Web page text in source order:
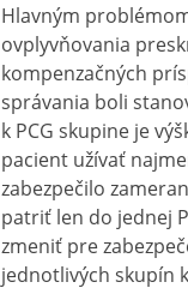
Hlavným
ovplyvňovania
kompenzačných
správania boli
k PCG skupine je
pacient užívať
zabezpečilo
patriť len do jednej
zmeniť pre
jednotlivých skupín